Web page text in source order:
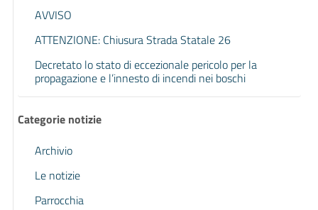
AVVISO
ATTENZIONE: Chiusura Strada Statale 26
Decretato lo stato di eccezionale pericolo per la
propagazione e l’innesto di incendi nei boschi
Categorie notizie
Archivio
Le notizie
Parrocchia